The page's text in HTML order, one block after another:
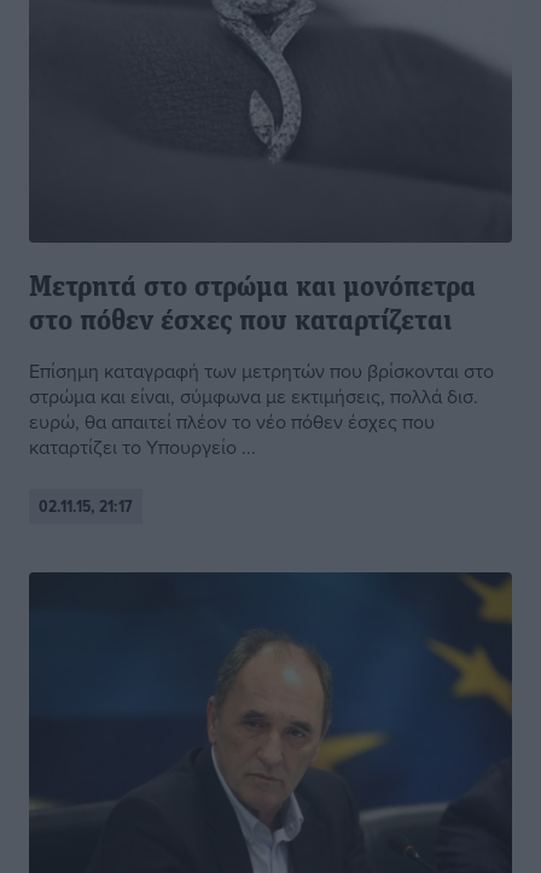
Μετρητά στο στρώμα και μονόπετρα
στο πόθεν έσχες που καταρτίζεται
Επίσημη καταγραφή των μετρητών που βρίσκονται στο
στρώμα και είναι, σύμφωνα με εκτιμήσεις, πολλά δισ.
ευρώ, θα απαιτεί πλέον το νέο πόθεν έσχες που
καταρτίζει το Υπουργείο ...
02.11.15, 21:17